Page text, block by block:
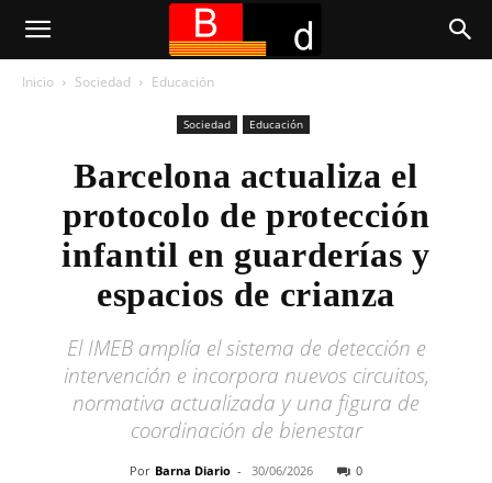
Inicio Sociedad Educación
Sociedad Educación
Barcelona actualiza el
protocolo de protección
infantil en guarderías y
espacios de crianza
El IMEB amplía el sistema de detección e
intervención e incorpora nuevos circuitos,
normativa actualizada y una figura de
coordinación de bienestar
Por Barna Diario - 30/06/2026 0